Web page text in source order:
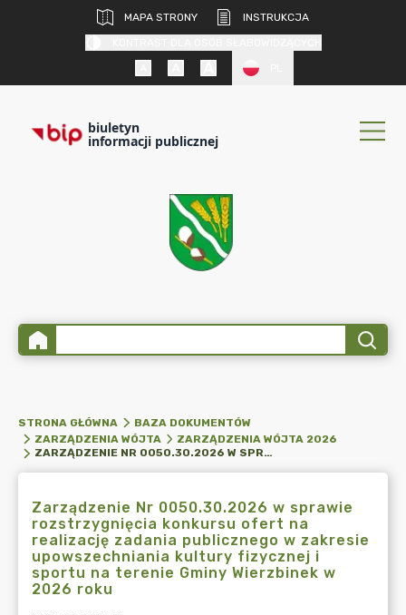
MAPA STRONY
INSTRUKCJA
biuletyn
informacji publicznej
STRONA GŁÓWNA
BAZA DOKUMENTÓW
ZARZĄDZENIA WÓJTA
ZARZĄDZENIA WÓJTA 2026
ZARZĄDZENIE NR 0050.30.2026 W SPRAWIE ROZSTRZYGNIĘCIA KONKURSU OFERT NA REALIZACJĘ ZADANIA PUBLICZNEGO W ZAKRESIE UPOWSZECHNIANIA KULTURY FIZYCZNEJ I SPORTU NA TERENIE GMINY WIERZBINEK W 2026 ROKU
Zarządzenie Nr 0050.30.2026 w sprawie
rozstrzygnięcia konkursu ofert na
realizację zadania publicznego w zakresie
upowszechniania kultury fizycznej i
sportu na terenie Gminy Wierzbinek w
2026 roku